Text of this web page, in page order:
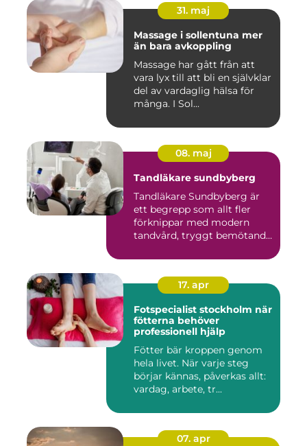
31. maj
Massage i sollentuna mer
än bara avkoppling
Massage har gått från att
vara lyx till att bli en självklar
del av vardaglig hälsa för
många. I Sol...
08. maj
Tandläkare sundbyberg
Tandläkare Sundbyberg är
ett begrepp som allt fler
förknippar med modern
tandvård, tryggt bemötande
17. apr
Fotspecialist stockholm när
fötterna behöver
professionell hjälp
Fötter bär kroppen genom
hela livet. När varje steg
börjar kännas, påverkas allt:
vardag, arbete, tr...
07. apr